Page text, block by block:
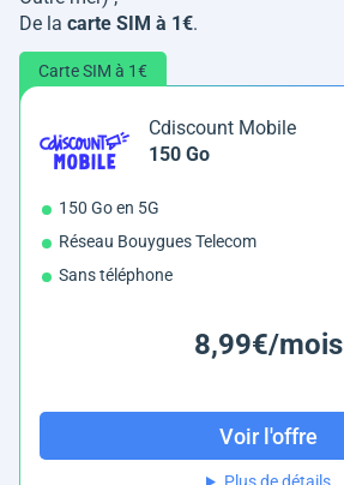
De la carte SIM à 1€.
Carte SIM à 1€
Cdiscount Mobile
150 Go
150 Go en 5G
Réseau Bouygues Telecom
Sans téléphone
8,99€/mois
Voir l'offre